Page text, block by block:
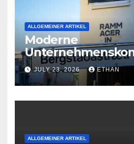
ALLGEMEINER ARTIKEL
Moderne
wirtschaftliche
Organisationsreife
JULY 23, 2026 ETHAN
ALLGEMEINER ARTIKEL